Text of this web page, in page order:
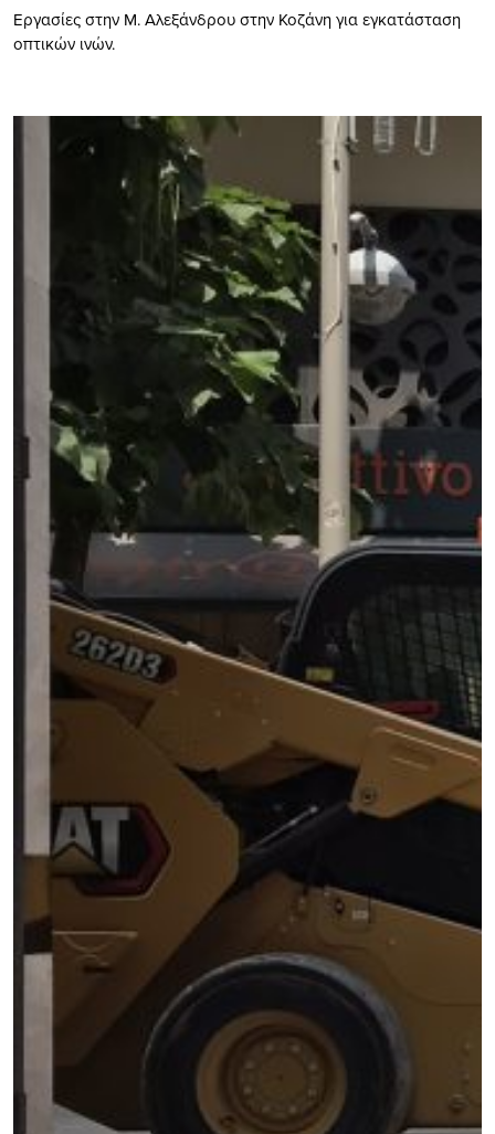
Εργασίες στην Μ. Αλεξάνδρου στην Κοζάνη για εγκατάσταση
οπτικών ινών.